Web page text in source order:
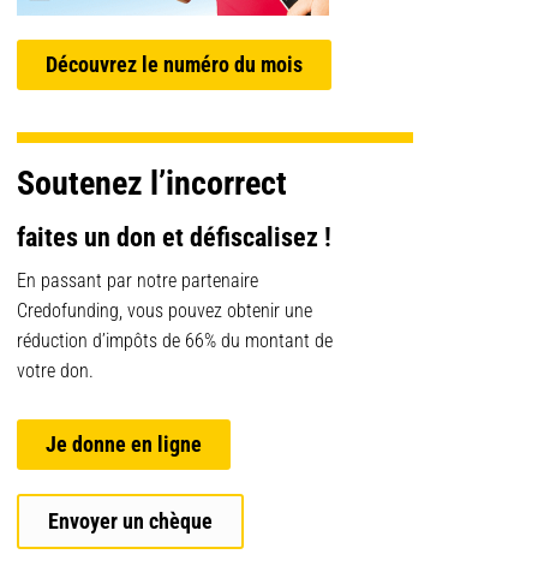
Découvrez le numéro du mois
Soutenez l’incorrect
faites un don et défiscalisez !
En passant par notre partenaire
Credofunding, vous pouvez obtenir une
réduction d’impôts de 66% du montant de
votre don.
Je donne en ligne
Envoyer un chèque